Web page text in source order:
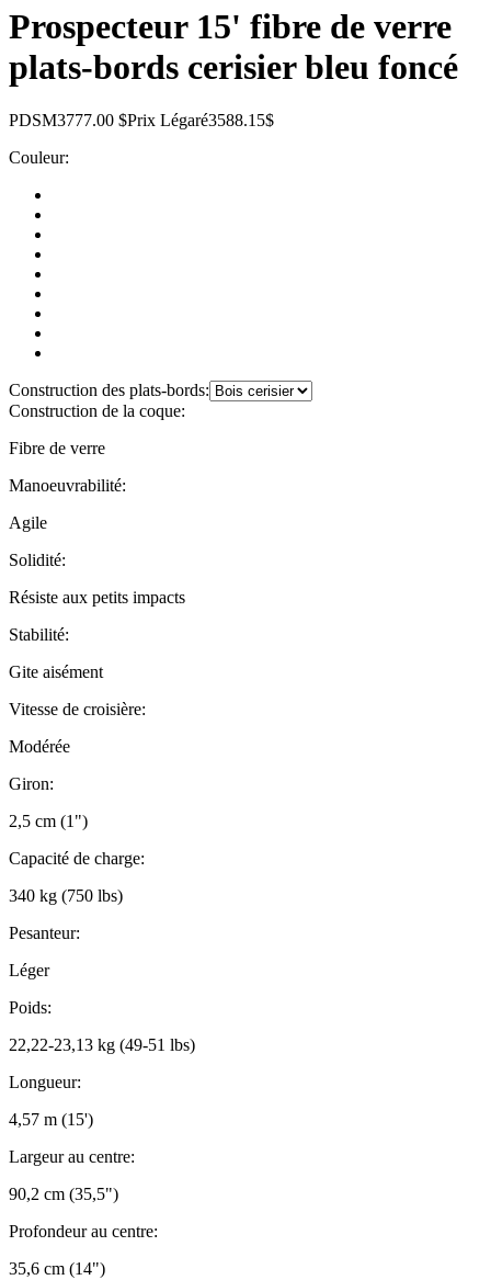
Prospecteur 15' fibre de verre
plats-bords cerisier bleu foncé
PDSM3777.00 $Prix Légaré3588.15$
Couleur:
Construction des plats-bords:
Construction de la coque:
Fibre de verre
Manoeuvrabilité:
Agile
Solidité:
Résiste aux petits impacts
Stabilité:
Gite aisément
Vitesse de croisière:
Modérée
Giron:
2,5 cm (1")
Capacité de charge:
340 kg (750 lbs)
Pesanteur:
Léger
Poids:
22,22-23,13 kg (49-51 lbs)
Longueur:
4,57 m (15')
Largeur au centre:
90,2 cm (35,5")
Profondeur au centre:
35,6 cm (14")